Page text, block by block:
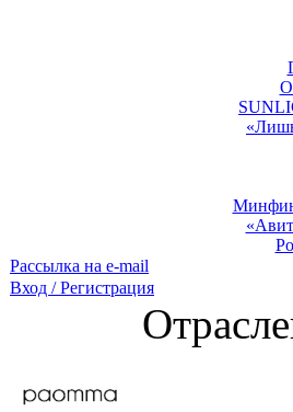
Рассылка на e-mail
Вход / Регистрация